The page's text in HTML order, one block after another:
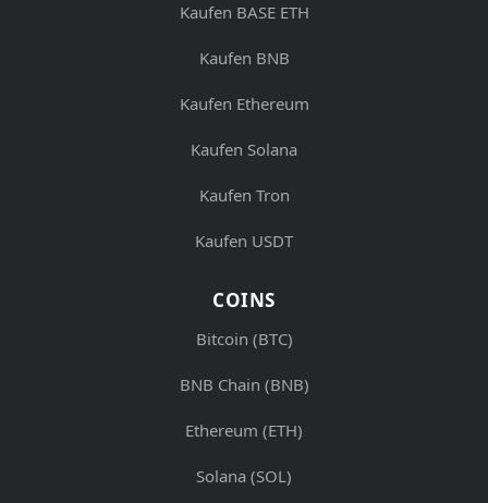
Kaufen BASE ETH
Kaufen BNB
Kaufen Ethereum
Kaufen Solana
Kaufen Tron
Kaufen USDT
COINS
Bitcoin (BTC)
BNB Chain (BNB)
Ethereum (ETH)
Solana (SOL)